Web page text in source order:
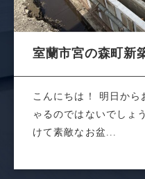
室蘭市宮の森町新
こんにちは！ 明日から
ゃるのではないでしょ
けて素敵なお盆...